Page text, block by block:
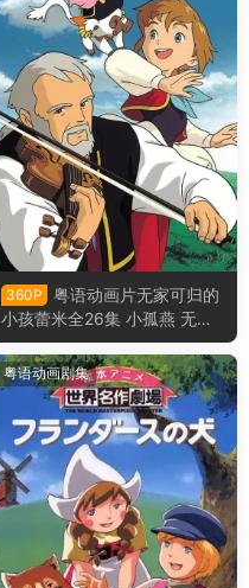
360P
粤语动画片无家可归的
小孩蕾米全26集 小孤燕 无家
可归的小孩粤语版
粤语动画剧集